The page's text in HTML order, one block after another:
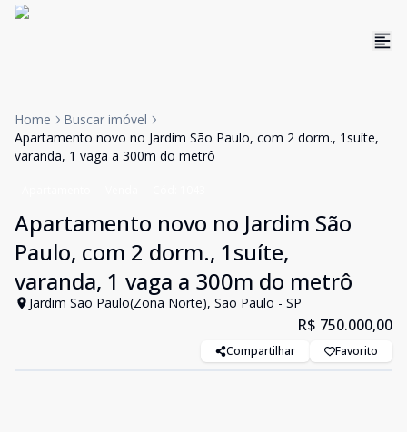
Home
Buscar imóvel
Apartamento novo no Jardim São Paulo, com 2 dorm., 1suíte,
varanda, 1 vaga a 300m do metrô
Apartamento novo no Jardim São
Paulo, com 2 dorm., 1suíte,
varanda, 1 vaga a 300m do metrô
Jardim São Paulo(Zona Norte), São Paulo - SP
R$ 750.000,00
Compartilhar Favorito